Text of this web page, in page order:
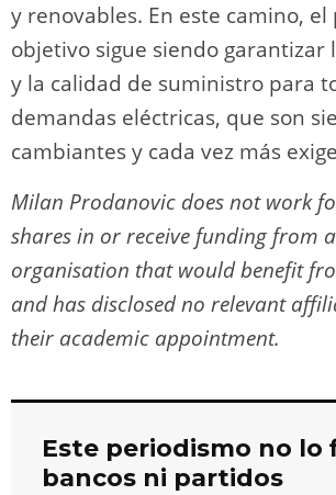
y renovables. En este camino,
objetivo sigue siendo garantizar
y la calidad de suministro para
demandas eléctricas, que son
cambiantes y cada vez más
Milan Prodanovic does not work
shares in or receive funding from
organisation that would benefit
and has disclosed no relevant
their academic appointment.
Este periodismo no lo
bancos ni partidos